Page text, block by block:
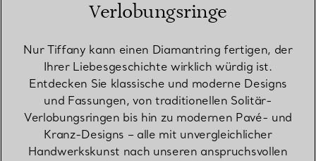
Verlobungsringe
Nur Tiffany kann einen Diamantring fertigen, der
Ihrer Liebesgeschichte wirklich würdig ist.
Entdecken Sie klassische und moderne Designs
und Fassungen, von traditionellen Solitär-
Verlobungsringen bis hin zu modernen Pavé- und
Kranz-Designs – alle mit unvergleichlicher
Handwerkskunst nach unseren anspruchsvollen